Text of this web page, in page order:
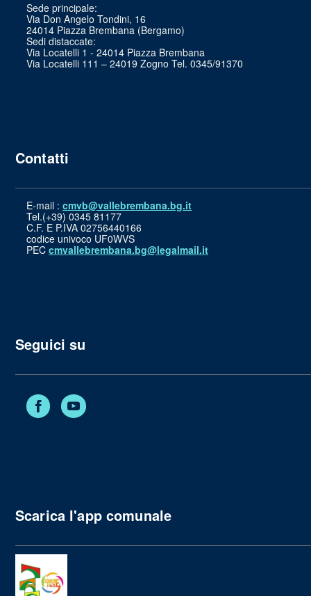
Sede principale:
Via Don Angelo Tondini, 16
24014 Piazza Brembana (Bergamo)
Sedi distaccate:
Via Locatelli 1 - 24014 Piazza Brembana
Via Locatelli 111 – 24019 Zogno Tel. 0345/91370
Contatti
E-mail : cmvb@vallebrembana.bg.it
Tel.(+39) 0345 81177
C.F. E P.IVA 02756440166
codice univoco UF0WVS
PEC cmvallebrembana.bg@legalmail.it
Seguici su
Facebook
Scarica l'app comunale